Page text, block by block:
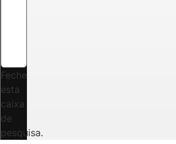
Feche
esta
caixa
de
pesquisa.